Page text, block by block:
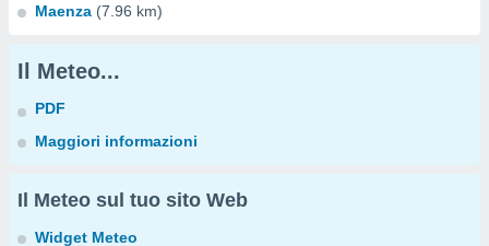
Maenza (7.96 km)
Il Meteo...
PDF
Maggiori informazioni
Il Meteo sul tuo sito Web
Widget Meteo